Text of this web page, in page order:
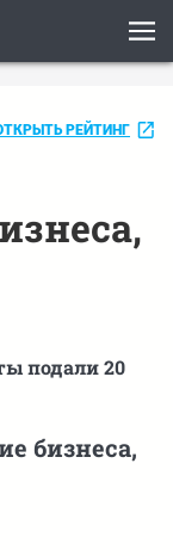
РЕЙТИНГ
подали 20
бизнеса,